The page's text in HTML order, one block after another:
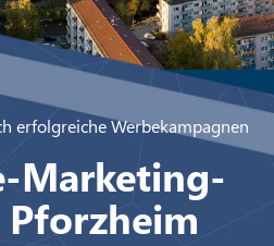
erfolgreiche Werbekampagnen
Marketing-